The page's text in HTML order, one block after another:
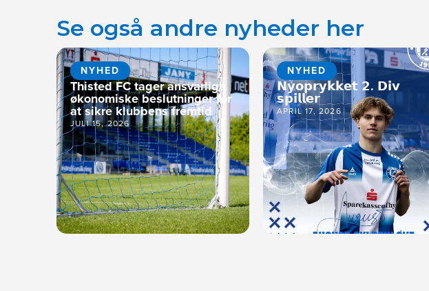
Se også andre nyheder her
NYHED
Thisted FC tager ansvarlige
økonomiske beslutninger for
at sikre klubbens fremtid
JULI 15, 2026
NYHED
𝗡𝘆𝗼𝗽𝗿𝘆𝗸𝗸𝗲𝘁 𝟮. 𝗗𝗶𝘃
𝘀𝗽𝗶𝗹𝗹𝗲𝗿
APRIL 17, 2026